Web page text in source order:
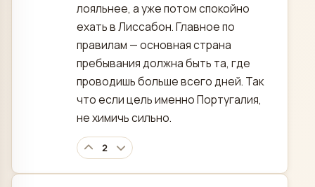
лояльнее, а уже потом спокойно
ехать в Лиссабон. Главное по
правилам — основная страна
пребывания должна быть та, где
проводишь больше всего дней. Так
что если цель именно Португалия,
не химичь сильно.
2